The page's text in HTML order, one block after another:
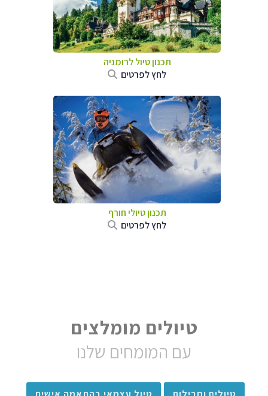
תכנון טיול לרומניה
לחץ לפרטים
תכנון טיולי חורף
לחץ לפרטים
טיולים מומלצים
עם המומחים שלנו